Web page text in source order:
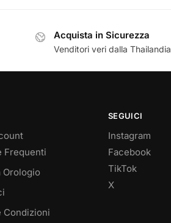
Acquista in Sicurezza
Venditori veri dalla Thailandia
Frequenti
Orologio
Condizioni
SEGUICI
Instagram
Facebook
TikTok
X